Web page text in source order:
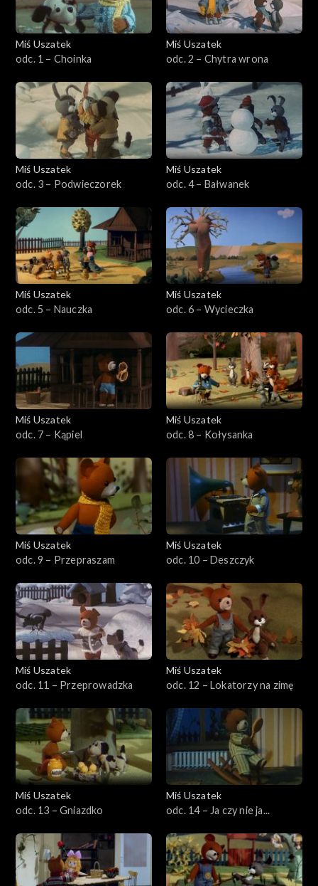
Miś Uszatek
odc. 1 – Choinka
Miś Uszatek
odc. 2 – Chytra wrona
Miś Uszatek
odc. 3 – Podwieczorek
Miś Uszatek
odc. 4 – Bałwanek
Miś Uszatek
odc. 5 – Nauczka
Miś Uszatek
odc. 6 – Wycieczka
Miś Uszatek
odc. 7 – Kąpiel
Miś Uszatek
odc. 8 – Kołysanka
Miś Uszatek
odc. 9 – Przepraszam
Miś Uszatek
odc. 10 – Deszczyk
Miś Uszatek
odc. 11 – Przeprowadzka
Miś Uszatek
odc. 12 – Lokatorzy na zimę
Miś Uszatek
odc. 13 – Gniazdko
Miś Uszatek
odc. 14 – Ja czy nie ja...